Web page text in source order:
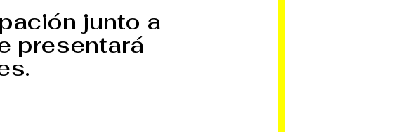
junto a
presentará